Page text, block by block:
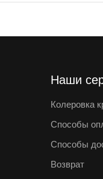
Наши
Колеровка
Способы
Способы
Возврат